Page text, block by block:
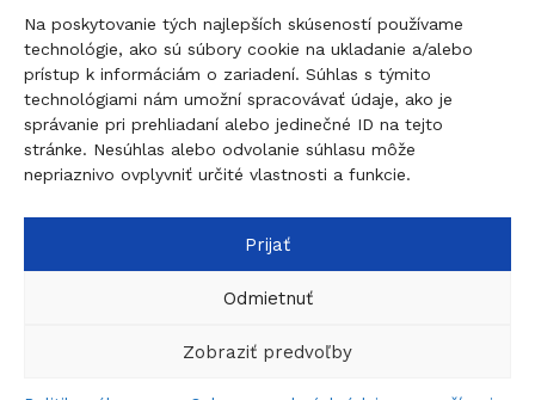
Na poskytovanie tých najlepších skúseností používame
technológie, ako sú súbory cookie na ukladanie a/alebo
prístup k informáciám o zariadení. Súhlas s týmito
technológiami nám umožní spracovávať údaje, ako je
správanie pri prehliadaní alebo jedinečné ID na tejto
stránke. Nesúhlas alebo odvolanie súhlasu môže
nepriaznivo ovplyvniť určité vlastnosti a funkcie.
Prijať
Odmietnuť
Zobraziť predvoľby
Kľúčová služba Komárno
Palatínova 20, 945 01 Komárno
0907 737 756 - Non Stop
0911 015 055 - 9:00-17:00
komarno@figolock.sk
© 2026figolock.skcreated bydobrýBRAND
Táto stránka je chránená systémom reCAPTCHA a
Pravidlá ochrany osobných údajov